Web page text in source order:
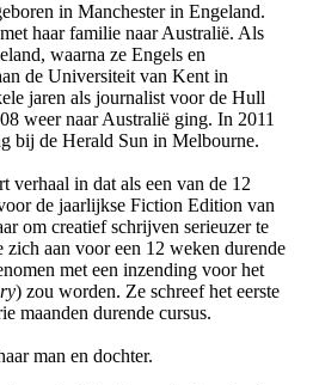
in Manchester in Engeland.
haar familie naar Australië. Als
waarna ze Engels en
de Universiteit van Kent in
jaren als journalist voor de Hull
weer naar Australië ging. In 2011
bij de Herald Sun in Melbourne.
verhaal in dat als een van de 12
de jaarlijkse Fiction Edition van
om creatief schrijven serieuzer te
zich aan voor een 12 weken durende
met een inzending voor het
) zou worden. Ze schreef het eerste
maanden durende cursus.
man en dochter.